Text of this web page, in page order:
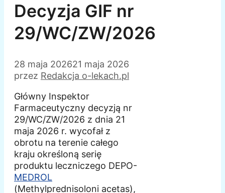
Decyzja GIF nr
29/WC/ZW/2026
28 maja 202621 maja 2026
przez Redakcja o-lekach.pl
Główny Inspektor
Farmaceutyczny decyzją nr
29/WC/ZW/2026 z dnia 21
maja 2026 r. wycofał z
obrotu na terenie całego
kraju określoną serię
produktu leczniczego DEPO-
MEDROL
(Methylprednisoloni acetas),